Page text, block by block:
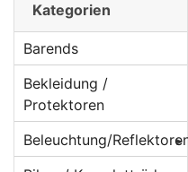
Kategorien
Barends
Bekleidung /
Protektoren
Beleuchtung/